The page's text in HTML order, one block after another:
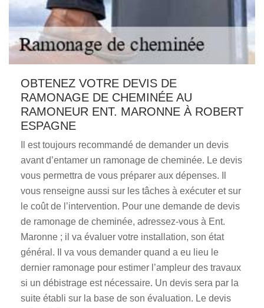
OBTENEZ VOTRE DEVIS DE
RAMONAGE DE CHEMINÉE AU
RAMONEUR ENT. MARONNE À ROBERT
ESPAGNE
Il est toujours recommandé de demander un devis
avant d’entamer un ramonage de cheminée. Le devis
vous permettra de vous préparer aux dépenses. Il
vous renseigne aussi sur les tâches à exécuter et sur
le coût de l’intervention. Pour une demande de devis
de ramonage de cheminée, adressez-vous à Ent.
Maronne ; il va évaluer votre installation, son état
général. Il va vous demander quand a eu lieu le
dernier ramonage pour estimer l’ampleur des travaux
si un débistrage est nécessaire. Un devis sera par la
suite établi sur la base de son évaluation. Le devis